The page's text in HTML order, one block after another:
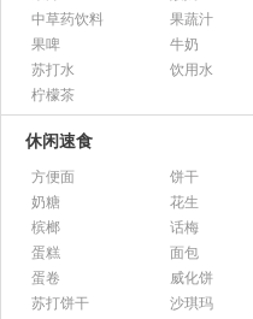
中草药饮料
果蔬汁
果啤
牛奶
苏打水
饮用水
柠檬茶
休闲速食
方便面
饼干
奶糖
花生
槟榔
话梅
蛋糕
面包
蛋卷
威化饼
苏打饼干
沙琪玛